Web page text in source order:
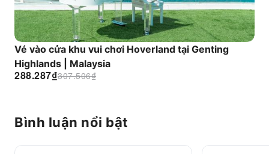
Vé vào cửa khu vui chơi Hoverland tại Genting
Highlands | Malaysia
₫
288.287 ₫
307.506
Bình luận nổi bật